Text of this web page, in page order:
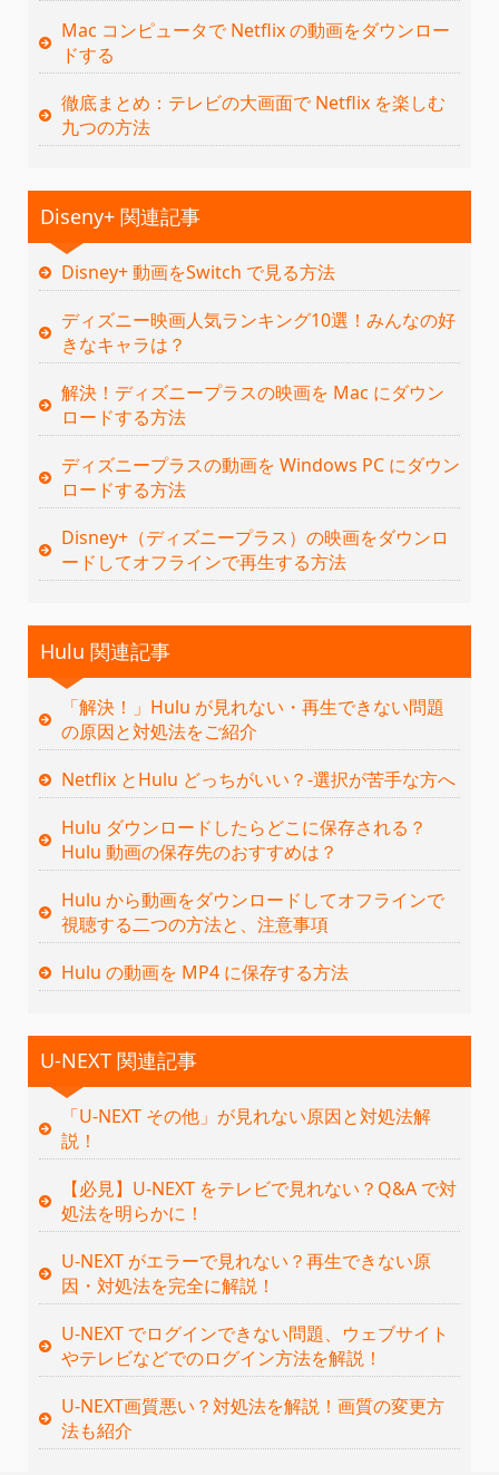
Mac コンピュータで Netflix の動画をダウンロー
ドする
徹底まとめ：テレビの大画面で Netflix を楽しむ
九つの方法
Diseny+ 関連記事
Disney+ 動画をSwitch で見る方法
ディズニー映画人気ランキング10選！みんなの好
きなキャラは？
解決！ディズニープラスの映画を Mac にダウン
ロードする方法
ディズニープラスの動画を Windows PC にダウン
ロードする方法
Disney+（ディズニープラス）の映画をダウンロ
ードしてオフラインで再生する方法
Hulu 関連記事
「解決！」Hulu が見れない・再生できない問題
の原因と対処法をご紹介
Netflix とHulu どっちがいい？‐選択が苦手な方へ
Hulu ダウンロードしたらどこに保存される？
Hulu 動画の保存先のおすすめは？
Hulu から動画をダウンロードしてオフラインで
視聴する二つの方法と、注意事項
Hulu の動画を MP4 に保存する方法
U-NEXT 関連記事
「U-NEXT その他」が見れない原因と対処法解
説！
【必見】U-NEXT をテレビで見れない？Q&A で対
処法を明らかに！
U-NEXT がエラーで見れない？再生できない原
因・対処法を完全に解説！
U-NEXT でログインできない問題、ウェブサイト
やテレビなどでのログイン方法を解説！
U-NEXT画質悪い？対処法を解説！画質の変更方
法も紹介